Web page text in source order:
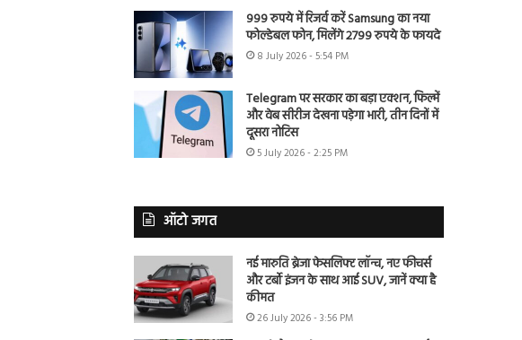
999 रुपये में रिजर्व करें Samsung का नया
फोल्डेबल फोन, मिलेंगे 2799 रुपये के फायदे
8 July 2026 - 5:54 PM
Telegram पर सरकार का बड़ा एक्शन, फिल्में
और वेब सीरीज देखना पड़ेगा भारी, तीन दिनों में
दूसरा नोटिस
5 July 2026 - 2:25 PM
ऑटो जगत
नई मारुति ब्रेजा फेसलिफ्ट लॉन्च, नए फीचर्स
और टर्बो इंजन के साथ आई SUV, जानें क्या है
कीमत
26 July 2026 - 3:56 PM